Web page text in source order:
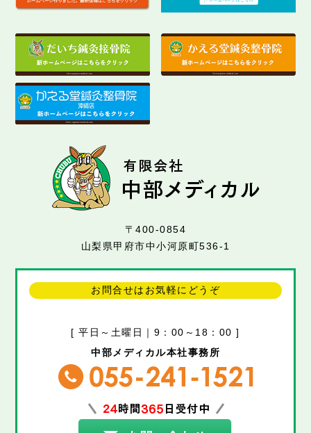
〒400-0854
山梨県甲府市中小河原町536-1
お問合せはお気軽にどうぞ
[ 平日～土曜日｜9：00～18：00 ]
中部メディカル本社事務所